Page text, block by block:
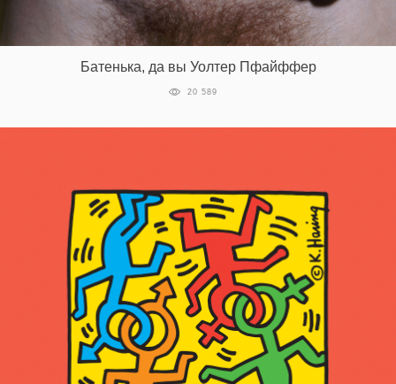
Батенька, да вы Уолтер Пфайффер
20 589